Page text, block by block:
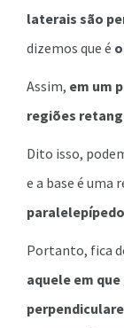
laterais são
dizemos que é
Assim, em um
regiões
Dito isso,
e a base é
Portanto, fica
aquele em